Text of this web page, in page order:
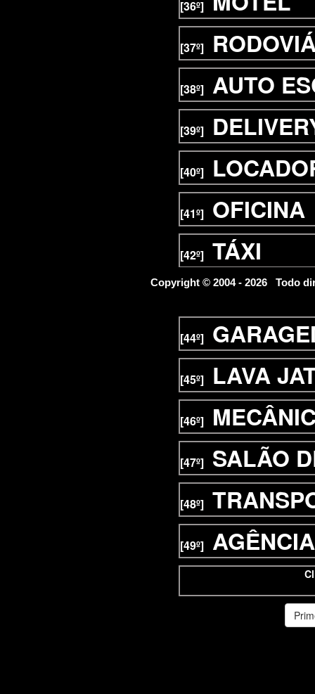
[36º]
[37º]
[38º] AUTO
[39º]
[40º]
[41º] OFICINA
[42º] TÁXI
[44º]
[45º] LAVA
[46º]
[47º] SALÃO
[48º]
[49º]
Copyright © 2004 - 2026 Todo